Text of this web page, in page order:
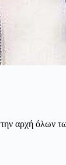
αρχή όλων